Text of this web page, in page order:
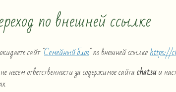
по внешней ссылке
сайт "Семейный блог" по внешней ссылкеhttps://
несем ответственности за содержимое сайтаchat.suи